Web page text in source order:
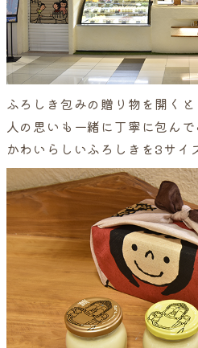
ふろしき包みの贈り物を開く
人の思いも一緒に丁寧に包んで
かわいらしいふろしきを3サイ